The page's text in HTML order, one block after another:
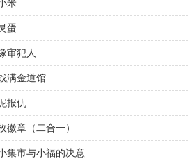
米
蛋
审犯人
满金道馆
报仇
徽章（二合一）
集市与小福的决意